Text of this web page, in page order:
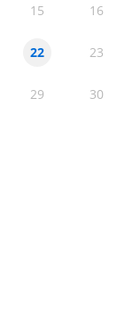
15 16
22 23
29 30